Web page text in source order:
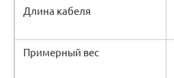
Длина кабеля
Примерный вес